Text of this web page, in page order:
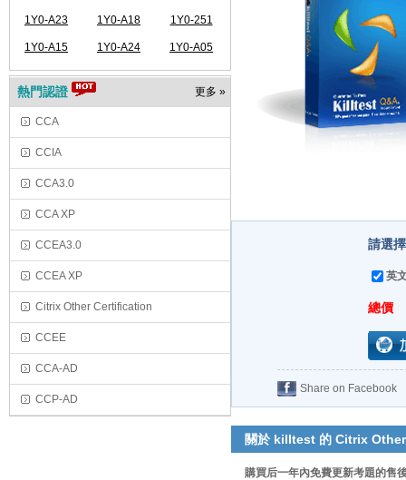
1Y0-A23 1Y0-A18 1Y0-251
1Y0-A15 1Y0-A24 1Y0-A05
更多 »
熱門認證
CCA
CCIA
CCA3.0
CCA XP
CCEA3.0
CCEA XP
Citrix Other Certification
CCEE
CCA-AD
CCP-AD
請選
英
總價
Share on Facebook
關於 killtest 的 Citrix
購買后一年內免費更新考題的售